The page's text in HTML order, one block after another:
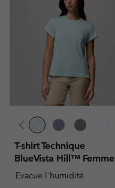
T-shirt Technique
BlueVista Hill™ Femme
Evacue l'humidité